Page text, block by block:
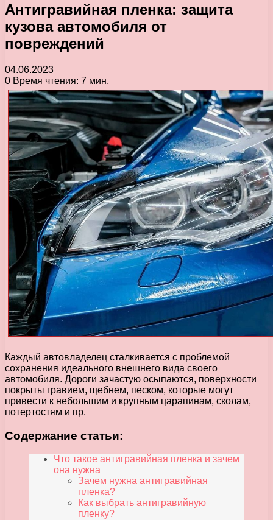
Антигравийная пленка: защита
кузова автомобиля от
повреждений
04.06.2023
0 Время чтения: 7 мин.
Каждый автовладелец сталкивается с проблемой
сохранения идеального внешнего вида своего
автомобиля. Дороги зачастую осыпаются, поверхности
покрыты гравием, щебнем, песком, которые могут
привести к небольшим и крупным царапинам, сколам,
потертостям и пр.
Содержание статьи:
Что такое антигравийная пленка и зачем
она нужна
Зачем нужна антигравийная
пленка?
Как выбрать антигравийную
пленку?